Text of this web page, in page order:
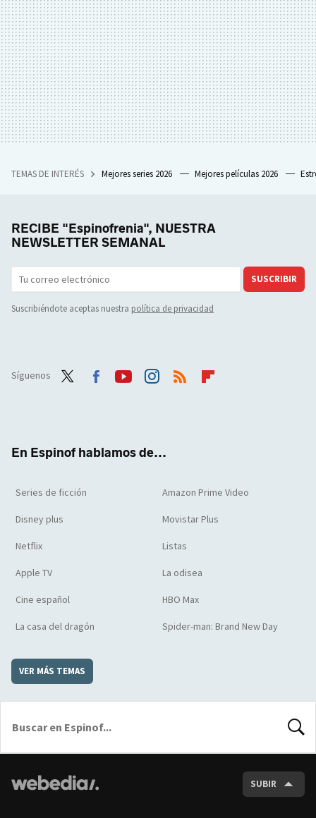
TEMAS DE INTERÉS Mejores series 2026 Mejores películas 2026
RECIBE "Espinofrenia", NUESTRA
NEWSLETTER SEMANAL
SUSCRIBIR
Suscribiéndote aceptas nuestra política de privacidad
Síguenos
En Espinof hablamos de...
Series de ficción Amazon Prime Video
Disney plus Movistar Plus
Netflix Listas
Apple TV La odisea
Cine español HBO Max
La casa del dragón Spider-man: Brand New Day
VER MÁS TEMAS
SUBIR